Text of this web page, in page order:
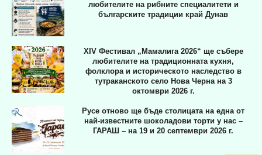
любителите на рибните специалитети и
българските традиции край Дунав
XIV Фестивал „Мамалига 2026“ ще събере
любителите на традиционната кухня,
фолклора и историческото наследство в
тутраканското село Нова Черна на 3
октомври 2026 г.
Русе отново ще бъде столицата на една от
най-известните шоколадови торти у нас –
ГАРАШ – на 19 и 20 септември 2026 г.